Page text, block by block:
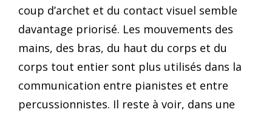
coup d’archet et du contact visuel semble
davantage priorisé. Les mouvements des
mains, des bras, du haut du corps et du
corps tout entier sont plus utilisés dans la
communication entre pianistes et entre
percussionnistes. Il reste à voir, dans une